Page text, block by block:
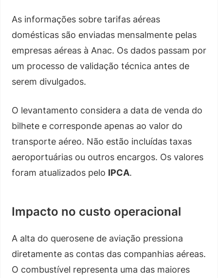
As informações sobre tarifas aéreas
domésticas são enviadas mensalmente pelas
empresas aéreas à Anac. Os dados passam por
um processo de validação técnica antes de
serem divulgados.
O levantamento considera a data de venda do
bilhete e corresponde apenas ao valor do
transporte aéreo. Não estão incluídas taxas
aeroportuárias ou outros encargos. Os valores
foram atualizados pelo IPCA.
Impacto no custo operacional
A alta do querosene de aviação pressiona
diretamente as contas das companhias aéreas.
O combustível representa uma das maiores